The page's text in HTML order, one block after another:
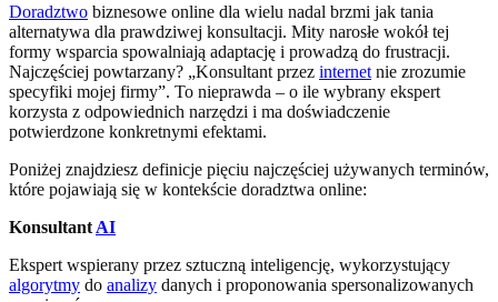
Doradztwo biznesowe online dla wielu nadal brzmi jak tania
alternatywa dla prawdziwej konsultacji. Mity narosłe wokół tej
formy wsparcia spowalniają adaptację i prowadzą do frustracji.
Najczęściej powtarzany? „Konsultant przez internet nie zrozumie
specyfiki mojej firmy”. To nieprawda – o ile wybrany ekspert
korzysta z odpowiednich narzędzi i ma doświadczenie
potwierdzone konkretnymi efektami.
Poniżej znajdziesz definicje pięciu najczęściej używanych terminów,
które pojawiają się w kontekście doradztwa online:
Konsultant AI
Ekspert wspierany przez sztuczną inteligencję, wykorzystujący
algorytmy do analizy danych i proponowania spersonalizowanych